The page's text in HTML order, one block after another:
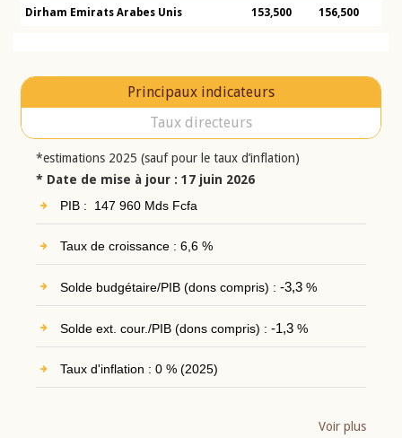
Dirham Emirats Arabes Unis 153,500 156,500
Principaux indicateurs
Taux directeurs
*estimations 2025 (sauf pour le taux d’inflation)
* Date de mise à jour : 17 juin 2026
PIB : 147 960 Mds Fcfa
Taux de croissance : 6,6 %
Solde budgétaire/PIB (dons compris) : -3,3%
Solde ext. cour./PIB (dons compris) : -1,3%
Taux d'inflation : 0 % (2025)
Voir plus